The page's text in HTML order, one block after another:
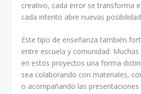
creativo, cada error se transforma
cada intento abre nuevas
Este tipo de enseñanza también
entre escuela y comunidad.
en estos proyectos una forma
sea colaborando con materiales,
o acompañando las presentaciones